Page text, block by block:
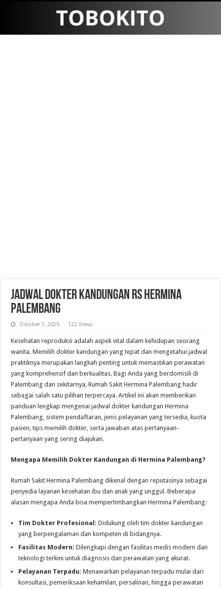
Jadwal Dokter Kandungan RS Hermina
Palembang
October 1, 2025 122 Views
Kesehatan reproduksi adalah aspek vital dalam kehidupan seorang
wanita. Memilih dokter kandungan yang tepat dan mengetahui jadwal
praktiknya merupakan langkah penting untuk memastikan perawatan
yang komprehensif dan berkualitas. Bagi Anda yang berdomisili di
Palembang dan sekitarnya, Rumah Sakit Hermina Palembang hadir
sebagai salah satu pilihan terpercaya. Artikel ini akan memberikan
panduan lengkap mengenai jadwal dokter kandungan Hermina
Palembang, sistem pendaftaran, jenis pelayanan yang tersedia, kuota
pasien, tips memilih dokter, serta jawaban atas pertanyaan-
pertanyaan yang sering diajukan.
Mengapa Memilih Dokter Kandungan di Hermina Palembang?
Rumah Sakit Hermina Palembang dikenal dengan reputasinya sebagai
penyedia layanan kesehatan ibu dan anak yang unggul. Beberapa
alasan mengapa Anda bisa mempertimbangkan Hermina Palembang:
Tim Dokter Profesional: Didukung oleh tim dokter kandungan
yang berpengalaman dan kompeten di bidangnya.
Fasilitas Modern: Dilengkapi dengan fasilitas medis modern dan
teknologi terkini untuk diagnosis dan perawatan yang akurat.
Pelayanan Terpadu: Menawarkan pelayanan terpadu mulai dari
konsultasi, pemeriksaan kehamilan, persalinan, hingga perawatan